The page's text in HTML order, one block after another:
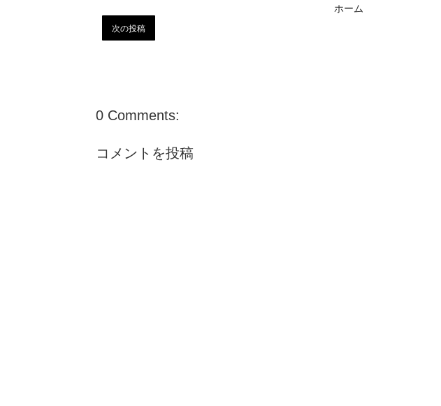
次の投稿
ホーム
0 Comments:
コメントを投稿